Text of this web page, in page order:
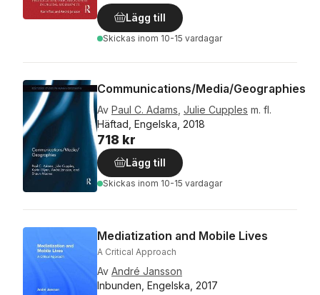
Lägg till
Skickas inom 10-15 vardagar
Communications/Media/Geographies
Av Paul C. Adams Julie Cupples m. fl.
Häftad, Engelska, 2018
718 kr
Lägg till
Skickas inom 10-15 vardagar
Mediatization and Mobile Lives
A Critical Approach
Av André Jansson
Inbunden, Engelska, 2017